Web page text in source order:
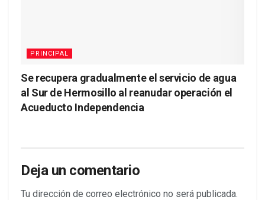
PRINCIPAL
Se recupera gradualmente el servicio de agua
al Sur de Hermosillo al reanudar operación el
Acueducto Independencia
Deja un comentario
Tu dirección de correo electrónico no será publicada.